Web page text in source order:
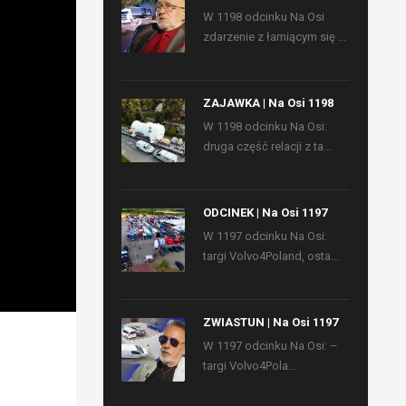
W 1198 odcinku Na Osi
zdarzenie z łamiącym się ...
ZAJAWKA | Na Osi 1198
W 1198 odcinku Na Osi:
druga część relacji z ta...
ODCINEK | Na Osi 1197
W 1197 odcinku Na Osi:
targi Volvo4Poland, osta...
ZWIASTUN | Na Osi 1197
W 1197 odcinku Na Osi: –
targi Volvo4Pola...